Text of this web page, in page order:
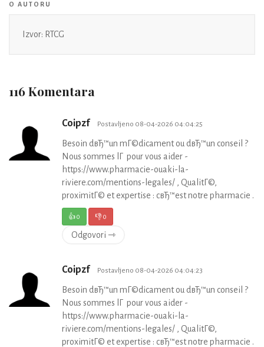
O AUTORU
Izvor: RTCG
116 Komentara
Coipzf Postavljeno 08-04-2026 04:04:25
Besoin dвЂ™un mГ©dicament ou dвЂ™un conseil ?
Nous sommes lГ pour vous aider -
https://www.pharmacie-ouaki-la-
riviere.com/mentions-legales/ , QualitГ©,
proximitГ© et expertise : cвЂ™est notre pharmacie .
👍0 👎0
Odgovori ⇾
Coipzf Postavljeno 08-04-2026 04:04:23
Besoin dвЂ™un mГ©dicament ou dвЂ™un conseil ?
Nous sommes lГ pour vous aider -
https://www.pharmacie-ouaki-la-
riviere.com/mentions-legales/ , QualitГ©,
proximitГ© et expertise : cвЂ™est notre pharmacie .